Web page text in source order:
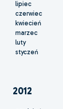
lipiec
czerwiec
kwiecień
marzec
luty
styczeń
2012